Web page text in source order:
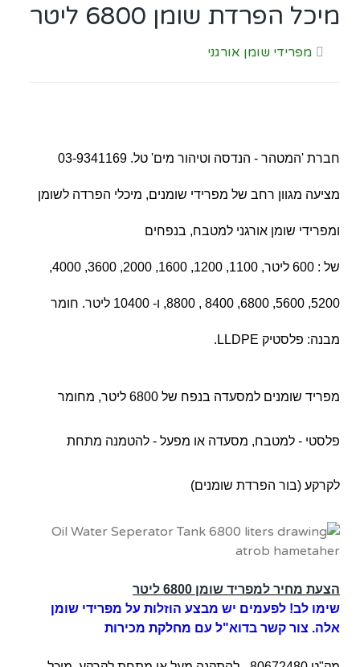
מיכל הפרדת שומן 6800 ליטר
מפרידי שומן אורגני
חברת 'המטהר - הנדסה וטיהור מים' טל. 03-9341169
מציעה מגוון רחב של מפרידי שומנים, מיכלי הפרדה לשומן
ומפרידי שומן אורגני למטבח, בנפחים
של : 600 ליטר, 1100, 1200, 1600, 2000, 3600, 4000,
5200, 5600, 6800, 8400 , 8800, ו- 10400 ליטר. חומר
מבנה: פלסטיק LLDPE.
מפריד שומנים למסעדה בנפח של 6800 ליטר, מחומר
פלסטי - למטבח, מסעדה או מפעל - להטמנה מתחת
לקרקע (בור הפרדת שומנים)
הצעת מחיר למפריד שומן 6800 ליטר
שימו לב! לפעמים יש מבצע הוזלות על מפרידי שומן
אלה. צור קשר בדוא"ל עם מחלקת מכירות